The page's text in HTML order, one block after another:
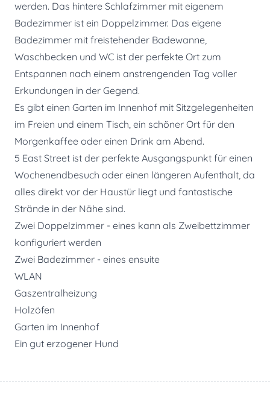
werden. Das hintere Schlafzimmer mit eigenem
Badezimmer ist ein Doppelzimmer. Das eigene
Badezimmer mit freistehender Badewanne,
Waschbecken und WC ist der perfekte Ort zum
Entspannen nach einem anstrengenden Tag voller
Erkundungen in der Gegend.
Es gibt einen Garten im Innenhof mit Sitzgelegenheiten
im Freien und einem Tisch, ein schöner Ort für den
Morgenkaffee oder einen Drink am Abend.
5 East Street ist der perfekte Ausgangspunkt für einen
Wochenendbesuch oder einen längeren Aufenthalt, da
alles direkt vor der Haustür liegt und fantastische
Strände in der Nähe sind.
Zwei Doppelzimmer - eines kann als Zweibettzimmer
konfiguriert werden
Zwei Badezimmer - eines ensuite
WLAN
Gaszentralheizung
Holzöfen
Garten im Innenhof
Ein gut erzogener Hund